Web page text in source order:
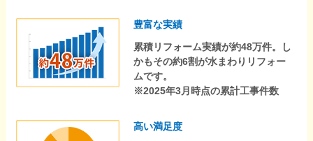
豊富な実績
累積リフォーム実績が約48万件。し
かもその約6割が水まわりリフォー
ムです。
※2025年3月時点の累計工事件数
高い満足度